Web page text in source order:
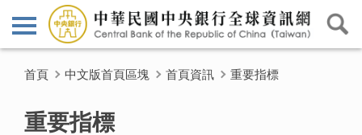
首頁 中文版首頁區塊 首頁資訊 重要指標
重要指標